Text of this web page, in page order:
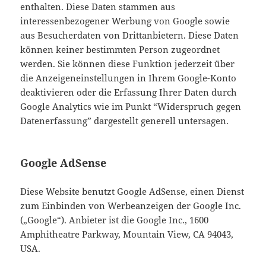
enthalten. Diese Daten stammen aus
interessenbezogener Werbung von Google sowie
aus Besucherdaten von Drittanbietern. Diese Daten
können keiner bestimmten Person zugeordnet
werden. Sie können diese Funktion jederzeit über
die Anzeigeneinstellungen in Ihrem Google-Konto
deaktivieren oder die Erfassung Ihrer Daten durch
Google Analytics wie im Punkt “Widerspruch gegen
Datenerfassung” dargestellt generell untersagen.
Google AdSense
Diese Website benutzt Google AdSense, einen Dienst
zum Einbinden von Werbeanzeigen der Google Inc.
(„Google“). Anbieter ist die Google Inc., 1600
Amphitheatre Parkway, Mountain View, CA 94043,
USA.